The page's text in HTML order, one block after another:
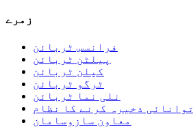
زمرے
فرانسس ٹربائن
پیلٹن ٹربائن
کپلن ٹربائن
ٹرگو ٹربائن
نلی نما ٹربائن
توانائی ذخیرہ کرنے کا نظام
معاون سازوسامان